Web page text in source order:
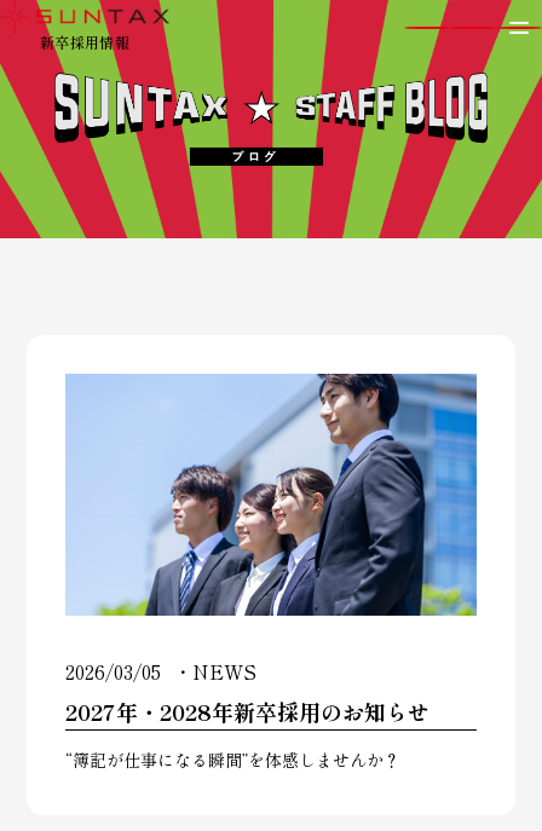
新卒採用情報
2026/03/05 NEWS
2027年・2028年新卒採用のお知らせ
“簿記が仕事になる瞬間”を体感しませんか？